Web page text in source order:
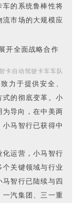
车的系统鲁棒性将
流市场的大规模应
卡自动驾驶卡车车队
力于提供安全、
式的彻底变革。小
导向，在中美两
小马智行已获得中
化运营，小马智行
关键领域与行业
智行已陆续与四
一汽集团、三一重